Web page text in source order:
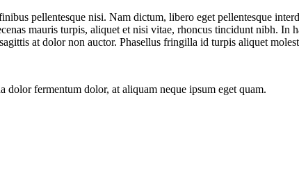
pellentesque nisi. Nam dictum, libero eget pellentesque
mauris turpis, aliquet et nisi vitae, rhoncus tincidunt nibh. In
at dolor non auctor. Phasellus fringilla id turpis aliquet
dolor fermentum dolor, at aliquam neque ipsum eget quam.